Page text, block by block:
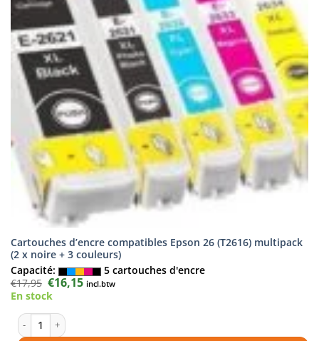
Cartouches d’encre compatibles Epson 26 (T2616) multipack
(2 x noire + 3 couleurs)
Capacité:
5 cartouches d'encre
€17,95 Le
prix
initial
€17,95.
€16,15Le
prix
incl.btw
En stock
quantité de Cartouches d'encre compatibles Epson 26 (T2616)